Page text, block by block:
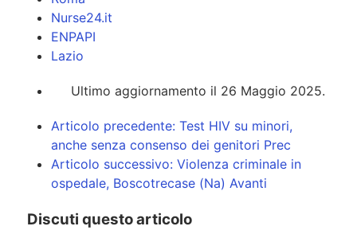
Nurse24.it
ENPAPI
Lazio
Ultimo aggiornamento il 26 Maggio 2025.
Articolo precedente: Test HIV su minori,
anche senza consenso dei genitori Prec
Articolo successivo: Violenza criminale in
ospedale, Boscotrecase (Na) Avanti
Discuti questo articolo